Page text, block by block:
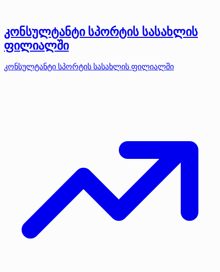
კონსულტანტი სპორტის სასახლის
ფილიალში
კონსულტანტი სპორტის სასახლის ფილიალში